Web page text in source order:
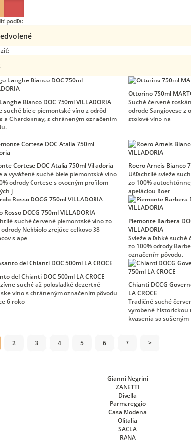
podľa:
Bianco DOC 750ml VILLADORIA
suché biele piemontské víno z odrôd
a Chardonnay, s chráneným označením
Ottorino 750ml
Suché červené
odrode Sangiovese z
stolové víno na
Cortese DOC Atalia 750ml Villadoria
a vyvážené suché biele piemontské víno
odrody Cortese s ovocným profilom
j
Roero Arneis Bianco
Ušľachtilé svieže
zo 100%
apeláciou Roer
Rosso DOCG 750ml VILLADORIA
suché červené piemontské víno zo
odrody Nebbiolo zrejúce celkovo 38
s ape
Piemonte Barbera
VILLADORIA
Svieže a ľahké suché
zo 100% odrody
označením pôvodu.
del Chianti DOC 500ml LA CROCE
suché až polosladké dezertné
víno s chráneným označením pôvodu
6 roko
Chianti DOCG
LA CROCE
Tradičné suché
vyrobené
kvasenia so sušeným
2 3 4 5 6 7 >